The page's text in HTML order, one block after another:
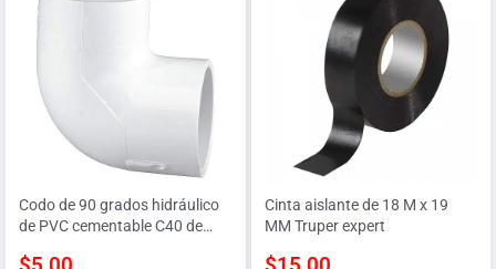
Codo de 90 grados hidráulico
de PVC cementable C40 de
Cinta aislante de 18 M x 19
MM Truper expert